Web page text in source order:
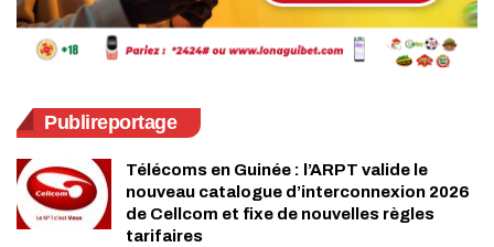
Publireportage
Télécoms en Guinée : l’ARPT valide le
nouveau catalogue d’interconnexion 2026
de Cellcom et fixe de nouvelles règles
tarifaires